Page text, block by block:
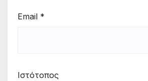
Email *
Ιστότοπος